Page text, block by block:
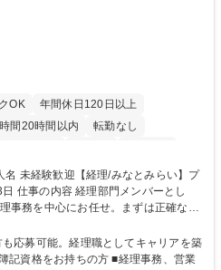
OK
年間休日120日以上
間20時間以内
転勤なし
駅近5分以内 土日祝休み
服装自由
し
事務を中心にお任せ。まずは正確な入
メンバーと一緒に業務を進めながら段
は】 ■社内稟議に
明細作成 ■伝票処理、記帳業務 ■既存
応募可能。経理職としてキャリアを築
記資格をお持ちの方 ■経理事務、営業